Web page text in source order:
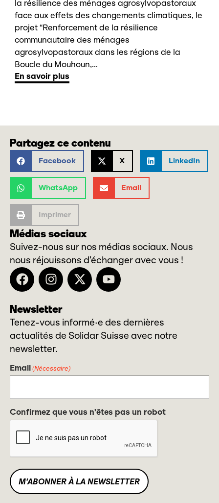
la résilience des ménages agrosylvopastoraux
face aux effets des changements climatiques, le
projet “Renforcement de la résilience
communautaire des ménages
agrosylvopastoraux dans les régions de la
Boucle du Mouhoun,...
En savoir plus
Partagez ce contenu
Facebook X LinkedIn
WhatsApp Email
Imprimer
Médias sociaux
Suivez-nous sur nos médias sociaux. Nous
nous réjouissons d’échanger avec vous !
Newsletter
Tenez-vous informé·e des dernières
actualités de Solidar Suisse avec notre
newsletter.
Email(Nécessaire)
Confirmez que vous n'êtes pas un robot